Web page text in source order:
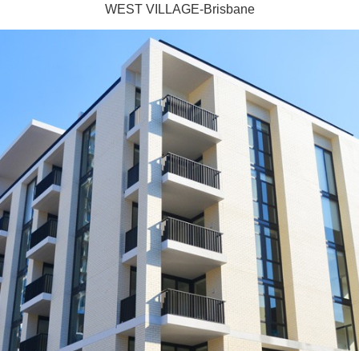
WEST VILLAGE-Brisbane